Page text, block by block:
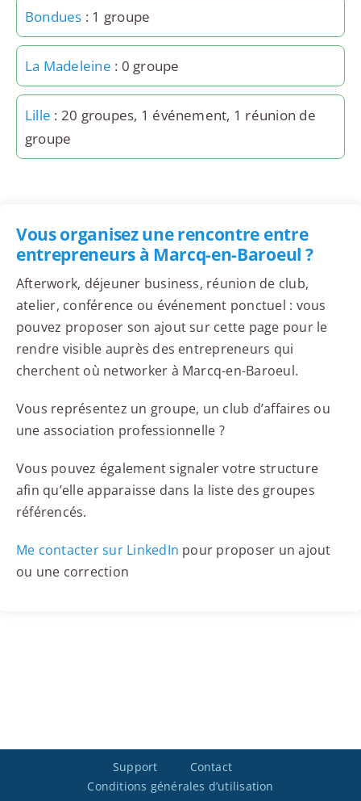
Bondues : 1 groupe
La Madeleine : 0 groupe
Lille : 20 groupes, 1 événement, 1 réunion de
groupe
Vous organisez une rencontre entre
entrepreneurs à Marcq-en-Baroeul ?
Afterwork, déjeuner business, réunion de club,
atelier, conférence ou événement ponctuel : vous
pouvez proposer son ajout sur cette page pour le
rendre visible auprès des entrepreneurs qui
cherchent où networker à Marcq-en-Baroeul.
Vous représentez un groupe, un club d’affaires ou
une association professionnelle ?
Vous pouvez également signaler votre structure
afin qu’elle apparaisse dans la liste des groupes
référencés.
Me contacter sur LinkedIn pour proposer un ajout
ou une correction
Support
Contact
Conditions générales d’utilisation